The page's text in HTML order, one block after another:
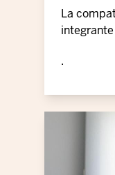
La
.